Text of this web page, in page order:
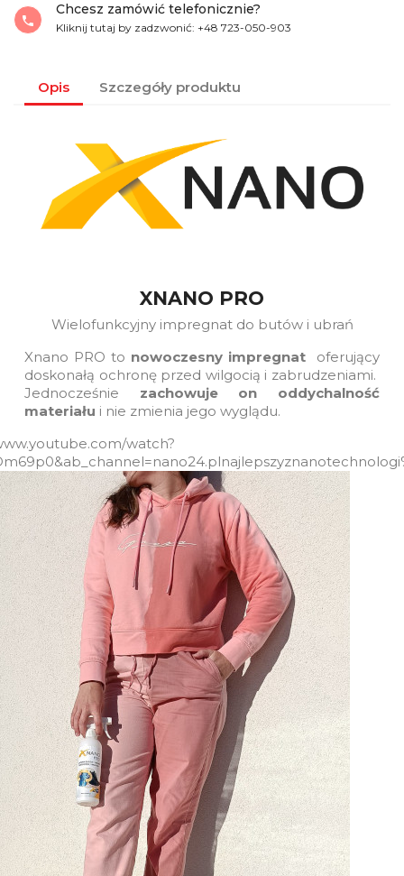
phone
Chcesz zamówić telefonicznie?
Kliknij tutaj by zadzwonić: +48 723-050-903
Opis Szczegóły produktu
XNANO PRO
Wielofunkcyjny impregnat do butów i ubrań
Xnano PRO to nowoczesny impregnat oferujący
doskonałą ochronę przed wilgocią i zabrudzeniami.
Jednocześnie zachowuje on oddychalność
materiału i nie zmienia jego wyglądu.
watch?